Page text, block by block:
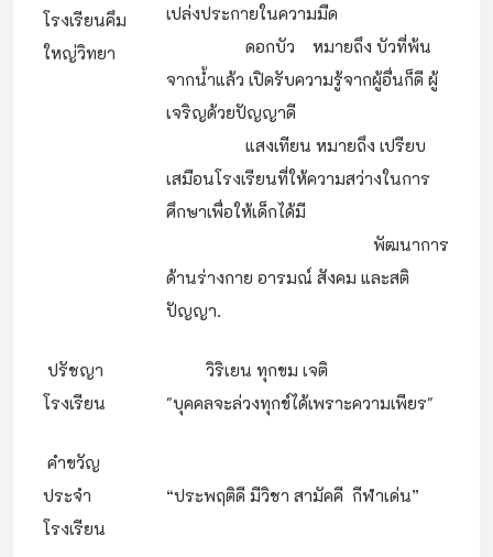
โรงเรียนคึม
ใหญ่วิทยา
เปล่งประกายในความมืด
ดอกบัว หมายถึง บัวที่พ้น
จากน้ำแล้ว เปิดรับความรู้จากผู้อื่นก็ดี ผู้
เจริญด้วยปัญญาดี
แสงเทียน หมายถึง เปรียบ
เสมือนโรงเรียนที่ให้ความสว่างในการ
ศึกษาเพื่อให้เด็กได้มี
พัฒนาการ
ด้านร่างกาย อารมณ์ สังคม และสติ
ปัญญา.
ปรัชญา
โรงเรียน
วิริเยน ทุกขม เจติ
"บุคคลจะล่วงทุกข์ได้เพราะความเพียร"
คำขวัญ
ประจำ
โรงเรียน
“ประพฤติดี มีวิชา สามัคคี กีฬาเด่น”